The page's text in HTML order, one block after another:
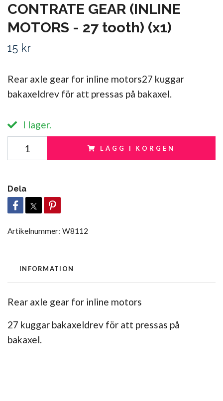
CONTRATE GEAR (INLINE
MOTORS - 27 tooth) (x1)
15 kr
Rear axle gear for inline motors27 kuggar
bakaxeldrev för att pressas på bakaxel.
I lager.
LÄGG I KORGEN
Dela
Artikelnummer: W8112
INFORMATION
Rear axle gear for inline motors
27 kuggar bakaxeldrev för att pressas på
bakaxel.